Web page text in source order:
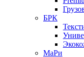
БРК
МаРи